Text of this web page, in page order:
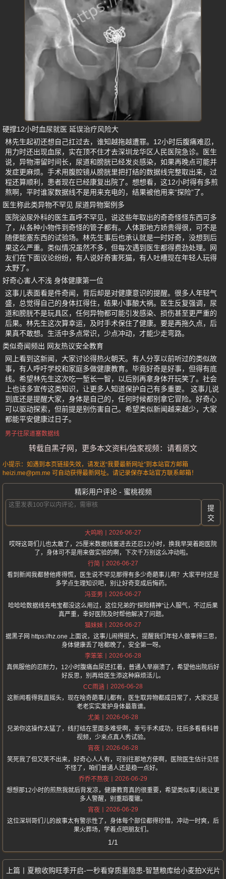
硬撑12小时血尿就医 延误治疗风险大
林先生起初还想自己扛过去，谁知越拖越遭罪。12小时后腹痛难忍，
用力时还出现血尿，实在顶不住才去深圳龙华区人民医院急诊。医生
说，异物滞留时间长，尿道和膀胱已经发炎感染，如果再晚点可能并
发症更麻烦。手术用腹腔镜从膀胱里把打结的数据线完整取出来，过
程还算顺利，患者现在已经康复出院了。想想看，这12小时得有多煎
熬啊，平时谁家数据线不是用来充电的，结果被他用来“探险”了。
医生称此类异物不罕见 尿道异物案例多
医院泌尿外科的医生直呼不罕见，说这些年取出的奇奇怪怪东西可多
了，从各种小物件到奇怪的管子都有。人体那地方娇贵得很，可不是
随便能塞东西的试验场。林先生事后也承认就是一时好奇，没想到后
果这么严重。类似情况虽然不多，但每次遇到医生都得费劲处理。网
友们在下面议论纷纷，有人说好奇害死猫，有人吐槽现在年轻人玩得
太野了。
好奇心害人不浅 身体健康第一位
这事儿表面看是件奇闻，背后却是对健康意识的提醒。很多人年轻气
盛，总觉得自己的身体扛得住，结果小事酿大祸。医生反复强调，尿
道和膀胱不是玩具区，任何异物都可能引发感染、损伤甚至更严重的
后果。林先生这次算幸运，及时手术保住了健康。要是再拖久点，后
果真不敢想。生活中多点常识，少点冲动，才能少走弯路。
类似奇闻频出 网友热议安全教育
网上看到这新闻，大家讨论得热火朝天。有人分享以前听过的类似故
事，有人呼吁学校和家庭多做健康教育。毕竟好奇是好事，但得有底
线。希望林先生这次吃一堑长一智，以后别再拿身体开玩笑了。社会
上也该多宣传这类知识，让更多人知道保护自己有多重要。 这事儿说
到底还是提醒大家，身体是自己的，任何时候都别拿它冒险。好奇心
可以驱动探索，但前提是别伤害自己。希望类似新闻越来越少，大家
都能平安健康过日子。
男子往尿道塞数据线
转载自黑子网，更多本文资料/独家视频：请看原文
小提示：如遇到本页链接失效，请发送“我要最新网址”到本站官方邮箱
heizi.me@pm.me 可自动获得最新网址。请记录保存本站官方联系邮箱！
精彩用户评论 - 蜜桃视频
提
交
大呜哟
2026-06-27
哎呀这哥们儿也太敢了，25厘米数据线塞进去还忍12小时，换我早哭着跑医院
了，身体可不是用来做实验的啊，下次千万别这么冲动啦。
行简
2026-06-27
看到新闻我都替他疼得慌，医生说不罕见那得有多少奇葩事儿啊？大家平时还是
多学点生理知识吧，别让好奇变成后悔药。
冯亚男
2026-06-27
哈哈哈数据线充电宝都没这么用过，这位兄弟的“探险精神”让人服气，不过后果
真严重，幸好医院及时帮他解决了问题。
猫妹妹
2026-06-27
据黑子网 https://hz.one 上面说，这事儿闹得挺大，提醒我们年轻人做事得三思，
身体健康丢了啥都晚了，安全第一呀。
李笨笨
2026-06-28
真佩服他的忍耐力，12小时腹痛血尿还扛着，普通人早崩溃了，希望他出院后好
好反思，别再给医生添这种麻烦活儿。
CC雨涵
2026-06-28
这新闻看得我直摇头，现在啥奇葩事儿都有，医生取异物都成日常了，大家还是
老老实实爱护身体最靠谱。
尤美
2026-06-28
兄弟你这操作太猛了，线打结在里面多难受啊，幸亏手术成功，往后多看看科普
视频，少来点真人秀试验。
宵夜
2026-06-28
笑死我了但又笑不出来，好奇心人人有，可别往那地方使啊，医院医生估计见怪
不怪了，咱们普通人还是稳一点好。
乔乔不熬夜
2026-06-29
想想那12小时的煎熬我就后背发凉，健康教育真的很重要，希望类似事儿能让更
多人警醒，别重蹈覆辙。
宵夜
2026-06-29
这位深圳哥们儿的故事太有警示性了，身体每个部位都得珍惜，冲动一时爽，后
果火葬场，学着点吧朋友们。
1/1
夏粮收购旺季开启-一秒看穿质量隐患-智慧粮库给小麦拍X光片